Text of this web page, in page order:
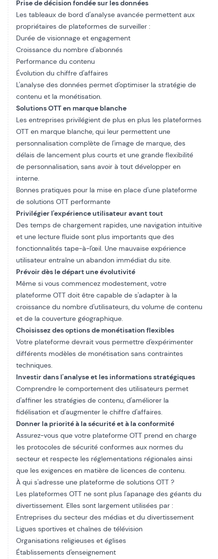
Prise de décision fondée sur les données
Les tableaux de bord d'analyse avancée permettent aux
propriétaires de plateformes de surveiller :
Durée de visionnage et engagement
Croissance du nombre d'abonnés
Performance du contenu
Évolution du chiffre d'affaires
L'analyse des données permet d'optimiser la stratégie de
contenu et la monétisation.
Solutions OTT en marque blanche
Les entreprises privilégient de plus en plus les plateformes
OTT en marque blanche, qui leur permettent une
personnalisation complète de l'image de marque, des
délais de lancement plus courts et une grande flexibilité
de personnalisation, sans avoir à tout développer en
interne.
Bonnes pratiques pour la mise en place d'une plateforme
de solutions OTT performante
Privilégier l'expérience utilisateur avant tout
Des temps de chargement rapides, une navigation intuitive
et une lecture fluide sont plus importants que des
fonctionnalités tape-à-l'œil. Une mauvaise expérience
utilisateur entraîne un abandon immédiat du site.
Prévoir dès le départ une évolutivité
Même si vous commencez modestement, votre
plateforme OTT doit être capable de s'adapter à la
croissance du nombre d'utilisateurs, du volume de contenu
et de la couverture géographique.
Choisissez des options de monétisation flexibles
Votre plateforme devrait vous permettre d'expérimenter
différents modèles de monétisation sans contraintes
techniques.
Investir dans l'analyse et les informations stratégiques
Comprendre le comportement des utilisateurs permet
d'affiner les stratégies de contenu, d'améliorer la
fidélisation et d'augmenter le chiffre d'affaires.
Donner la priorité à la sécurité et à la conformité
Assurez-vous que votre plateforme OTT prend en charge
les protocoles de sécurité conformes aux normes du
secteur et respecte les réglementations régionales ainsi
que les exigences en matière de licences de contenu.
À qui s'adresse une plateforme de solutions OTT ?
Les plateformes OTT ne sont plus l'apanage des géants du
divertissement. Elles sont largement utilisées par :
Entreprises du secteur des médias et du divertissement
Ligues sportives et chaînes de télévision
Organisations religieuses et églises
Établissements d'enseignement